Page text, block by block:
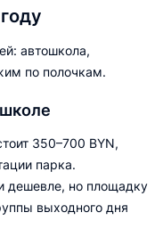
автошкола,
по полочкам.
350–700 BYN,
парка.
дешевле, но площадку
выходного дня